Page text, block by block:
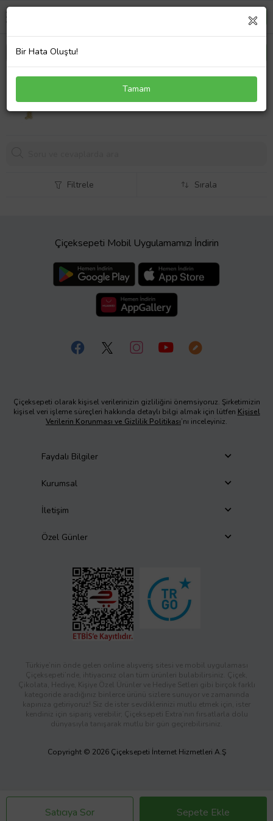
Forentina Altın Kaplama Bisiklet Figürlü Bayan
299,99 TL
Satıcıya Sor Sepete Ekle
Filtrele Sırala
Çiçeksepeti Mobil Uygulamamızı İndirin
Çiçeksepeti olarak kişisel verilerinizin gizliliğini önemsiyoruz. Şirketimizin
kişisel veri işleme süreçleri hakkında detaylı bilgi almak için lütfen Kişisel
Verilerin Korunması ve Gizlilik Politikası’nı inceleyiniz.
Faydalı Bilgiler
Kurumsal
İletişim
Özel Günler
Türkiye’nin önde gelen online alışveriş sitesi ve mobil uygulaması
Çiçeksepeti’nde, ihtiyacınız olan tüm ürünleri bulabilirsiniz. Çiçek,
Çikolata, Hediye, Kişiye Özel Ürünler ve Hediye Setleri gibi birçok farklı
kategoride aradığınız binlerce ürünü sizlere sunuyor ve zamanında
kapınıza getiriyoruz! Siz de ister sevdiklerinizi mutlu etmek için, ister
kendiniz için sipariş verebilir; Çiçeksepeti Extra’nın fırsatlarla dolu
dünyasıyla tanışarak mutlu bir gün geçirebilirsiniz.
Copyright © 2026 Çiçeksepeti İnternet Hizmetleri A.Ş
Bir Hata Oluştu!
Tamam